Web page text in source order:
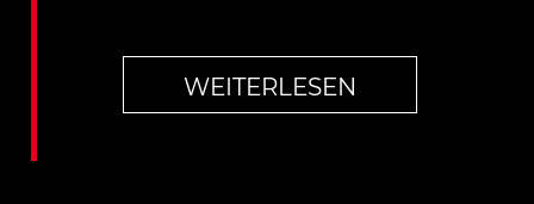
WEITERLESEN